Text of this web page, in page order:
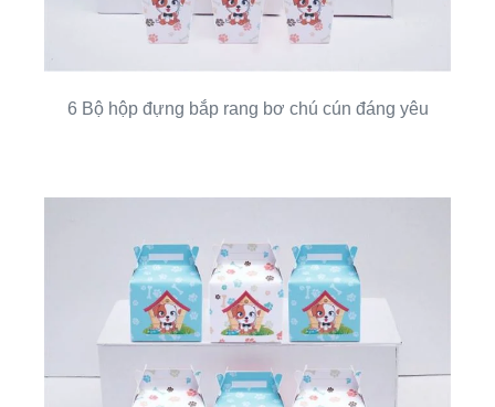
6 Bộ hộp đựng bắp rang bơ chú cún đáng yêu